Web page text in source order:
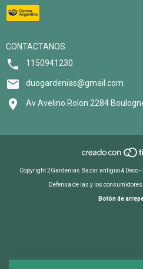
CONTACTANOS
1150941230
duogardenias@gmail.com
Av Avelino Rolon 2284
Copyright 2Gardenias Bazar antiguo & Deco
Defensa de las y los
Botón de